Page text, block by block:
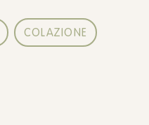
COLAZIONE